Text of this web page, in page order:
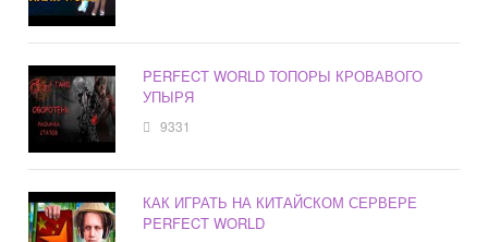
PERFECT WORLD ТОПОРЫ КРОВАВОГО
УПЫРЯ
9331
КАК ИГРАТЬ НА КИТАЙСКОМ СЕРВЕРЕ
PERFECT WORLD